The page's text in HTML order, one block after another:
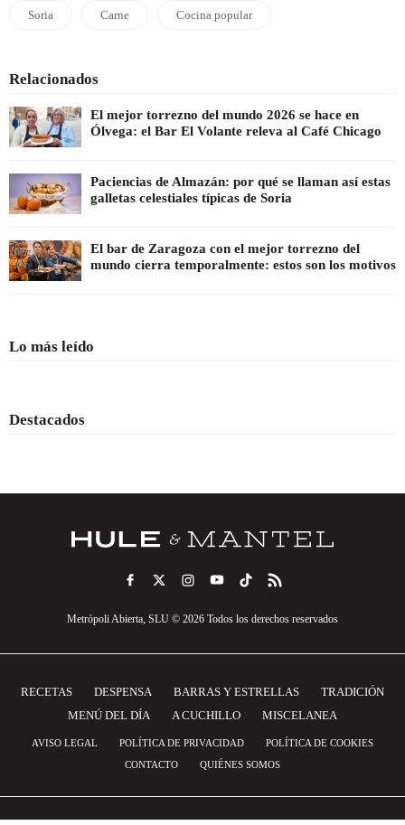
Soria Carne Cocina popular
Relacionados
El mejor torrezno del mundo 2026 se hace en
Ólvega: el Bar El Volante releva al Café Chicago
Paciencias de Almazán: por qué se llaman así estas
galletas celestiales típicas de Soria
El bar de Zaragoza con el mejor torrezno del
mundo cierra temporalmente: estos son los motivos
Lo más leído
Destacados
Metrópoli Abierta, SLU © 2026 Todos los derechos reservados
RECETAS DESPENSA BARRAS Y ESTRELLAS
TRADICIÓN
MENÚ DEL DÍA
A CUCHILLO MISCELANEA
AVISO LEGAL POLÍTICA DE PRIVACIDAD
POLÍTICA DE COOKIES
CONTACTO
QUIÉNES SOMOS